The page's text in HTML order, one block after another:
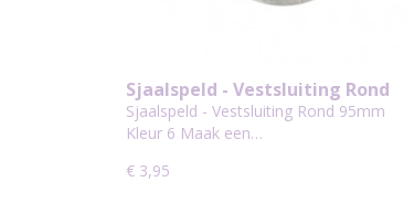
Sjaalspeld - Vestsluiting Rond
95mm Kleur 6
Sjaalspeld - Vestsluiting Rond 95mm
Kleur 6 Maak een…
€ 3,95